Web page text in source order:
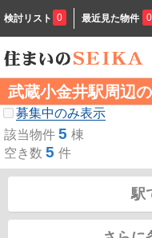
検討リスト 0 最近見た物件 0
武蔵小金井駅周辺
募集中のみ表示
該当物件 5 棟
空き数 5 件
駅